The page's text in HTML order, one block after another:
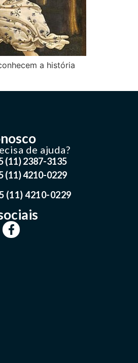
a história
de ajuda?
(11) 2387-3135
(11) 4210-0229
(11) 4210-0229